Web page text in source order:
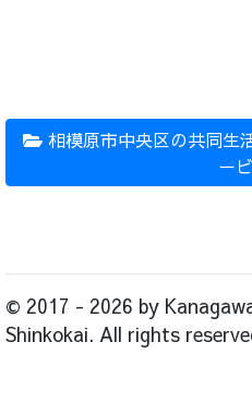
相模原市中央区の共同生
ー
© 2017 - 2026 by
Shinkokai. All rights